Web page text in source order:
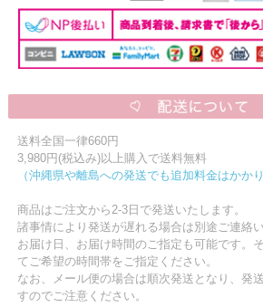
送料全国一律660円
3,980円(税込み)以上購入で送料無料
（沖縄県や離島への発送でも追加料金はかか
商品はご注文から2-3日で発送いたします。
諸事情により発送が遅れる場合は別途ご連絡い
お届け日、お届け時間のご指定も可能です。
てご希望の時間帯をご指定ください。
なお、メール便の場合は順次発送となり、発
すのでご注意ください。